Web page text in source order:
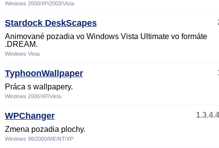
Windows 2000/XP/2003/Vista
Stardock DeskScapes
Animované pozadia vo Windows Vista Ultimate vo formáte
.DREAM.
Windows Vista
TyphoonWallpaper
Práca s wallpapery.
Windows 2000/XP/Vista
WPChanger
Zmena pozadia plochy.
Windows 98/2000/ME/NT/XP